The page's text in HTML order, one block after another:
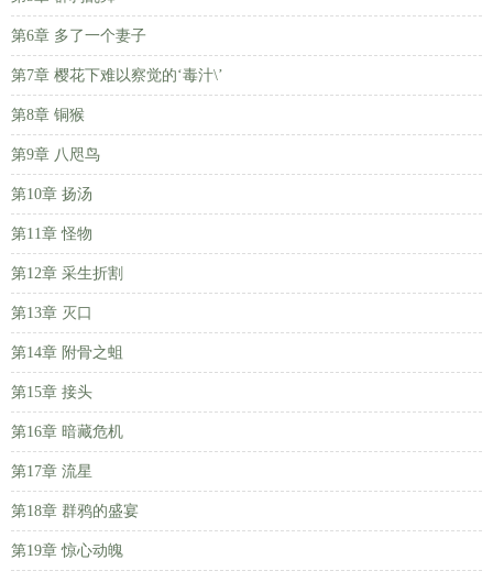
第6章 多了一个妻子
第7章 樱花下难以察觉的‘毒汁\’
第8章 铜猴
第9章 八咫鸟
第10章 扬汤
第11章 怪物
第12章 采生折割
第13章 灭口
第14章 附骨之蛆
第15章 接头
第16章 暗藏危机
第17章 流星
第18章 群鸦的盛宴
第19章 惊心动魄